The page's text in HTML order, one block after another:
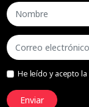
He leído y acepto la
Enviar